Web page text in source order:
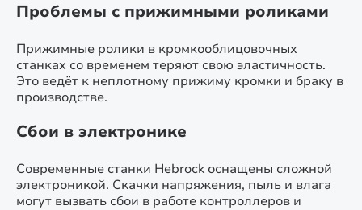
Проблемы с прижимными роликами
Прижимные ролики в кромкооблицовочных
станках со временем теряют свою эластичность.
Это ведёт к неплотному прижиму кромки и браку в
производстве.
Сбои в электронике
Современные станки Hebrock оснащены сложной
электроникой. Скачки напряжения, пыль и влага
могут вызвать сбои в работе контроллеров и